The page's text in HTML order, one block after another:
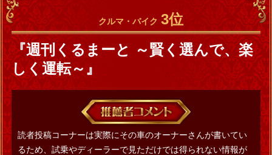
クルマ・バイク 3位
『週刊くるまーと ～賢く選んで、楽
しく運転～』
読者投稿コーナーは実際にその車のオーナーさんが書いてい
るため、試乗やディーラーで見ただけでは得られない情報が